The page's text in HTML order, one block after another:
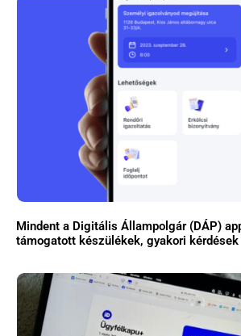
Mindent a Digitális Állampolgár (DÁP)
támogatott készülékek, gyakori kérdések